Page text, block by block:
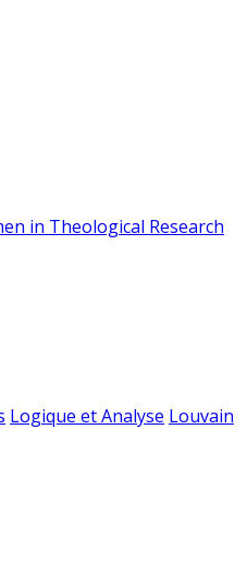
in Theological Research
Logique et Analyse Louvain